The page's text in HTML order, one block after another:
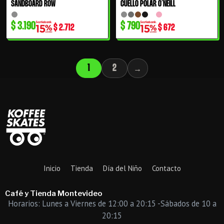
SANDBOARD ROW
$3.190 $2.712
34% OFF
CUELLO POLAR O´NEILL
$790 $672
1 2 →
Inicio Tienda Día del Niño Contacto
Café y Tienda Montevideo
Horarios: Lunes a Viernes de 12:00 a 20:15 -Sábados de 10 a
20:15